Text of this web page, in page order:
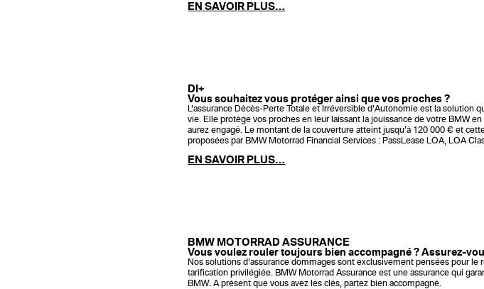
EN SAVOIR PLUS…
DI+
Vous souhaitez vous protéger ainsi que vos proches ?
L’assurance Décès-Perte Totale et Irréversible d’Autonomie est la solution
vie. Elle protège vos proches en leur laissant la jouissance de votre BMW
aurez engagé. Le montant de la couverture atteint jusqu’à 120 000 € et
proposées par BMW Motorrad Financial Services : PassLease LOA, LOA
EN SAVOIR PLUS…
BMW MOTORRAD ASSURANCE
Vous voulez rouler toujours bien accompagné ? Assurez-
Nos solutions d’assurance dommages sont exclusivement pensées pour
tarification privilégiée. BMW Motorrad Assurance est une assurance qui
BMW. A présent que vous avez les clés, partez bien accompagné.